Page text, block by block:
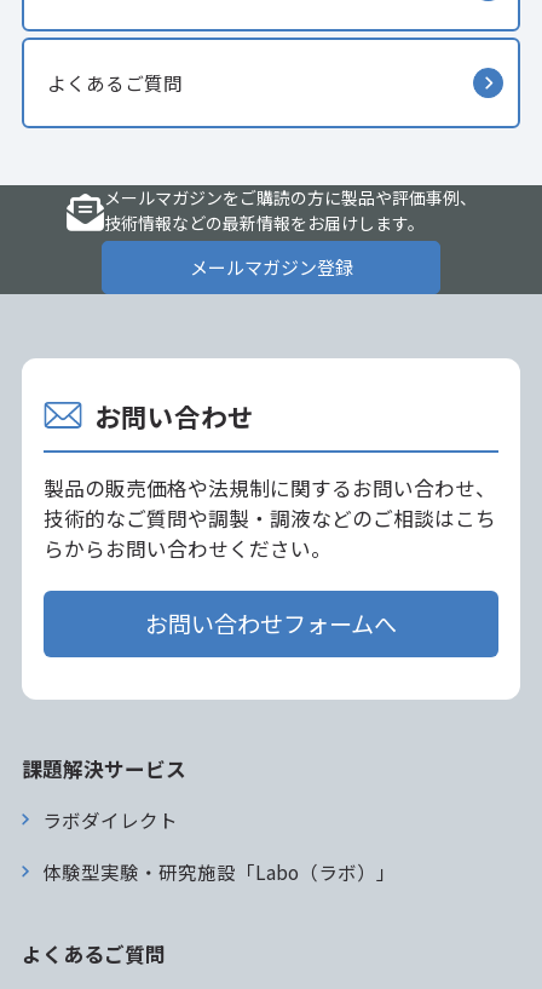
よくあるご質問
メールマガジンをご購読の方に製品や評価事例、
技術情報などの最新情報をお届けします。
メールマガジン登録
お問い合わせ
製品の販売価格や法規制に関するお問い合わせ、
技術的なご質問や調製・調液などのご相談はこち
らからお問い合わせください。
お問い合わせフォームへ
課題解決サービス
ラボダイレクト
体験型実験・研究施設「Labo（ラボ）」
よくあるご質問